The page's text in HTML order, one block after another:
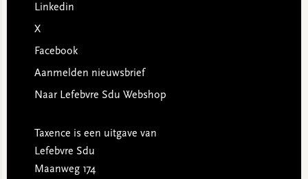
Linkedin
X
Facebook
Aanmelden nieuwsbrief
Naar Lefebvre Sdu Webshop
Taxence is een uitgave van
Lefebvre Sdu
Maanweg 174